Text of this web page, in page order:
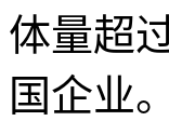
体量超
国企业。